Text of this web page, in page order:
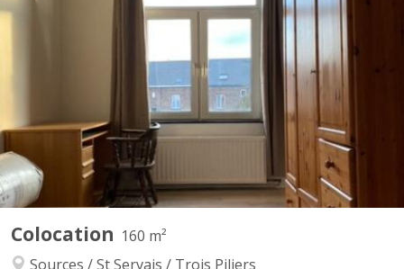
Colocation 160 m²
Sources / St Servais / Trois Piliers
KN 5698
📍 Saint-Servais (Namur) – Colocation meublée fraîchement
rénovée 🏡 4 chambres | Jardin + terrasse 🚆 Train direct Namur
→ Bruxelles-Luxembourg (Quartier Européen) : 45 min 🚶 Gare de
Namur à pied 💪 À côté du Basic Fit 🚌 Arrêt TEC à 2 pas 🏠
Configuration : ➡️ RDC : salon, salle à manger,...